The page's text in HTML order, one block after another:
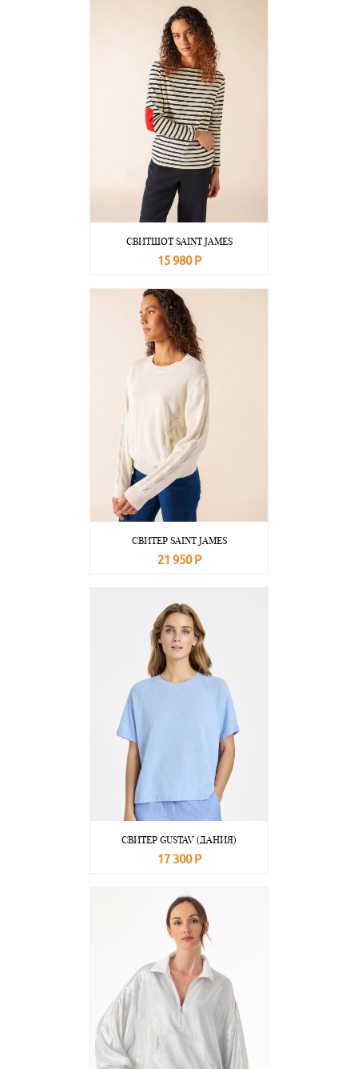
СВИТШОТ SAINT JAMES
15 980 Р
СВИТЕР SAINT JAMES
21 950 Р
СВИТЕР GUSTAV (ДАНИЯ)
17 300 Р